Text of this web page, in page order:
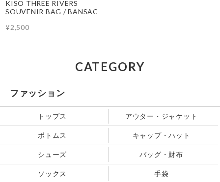
KISO THREE RIVERS
SOUVENIR BAG / BANSAC
¥2,500
CATEGORY
ファッション
トップス アウター・ジャケット
ボトムス キャップ・ハット
シューズ バッグ・財布
ソックス 手袋